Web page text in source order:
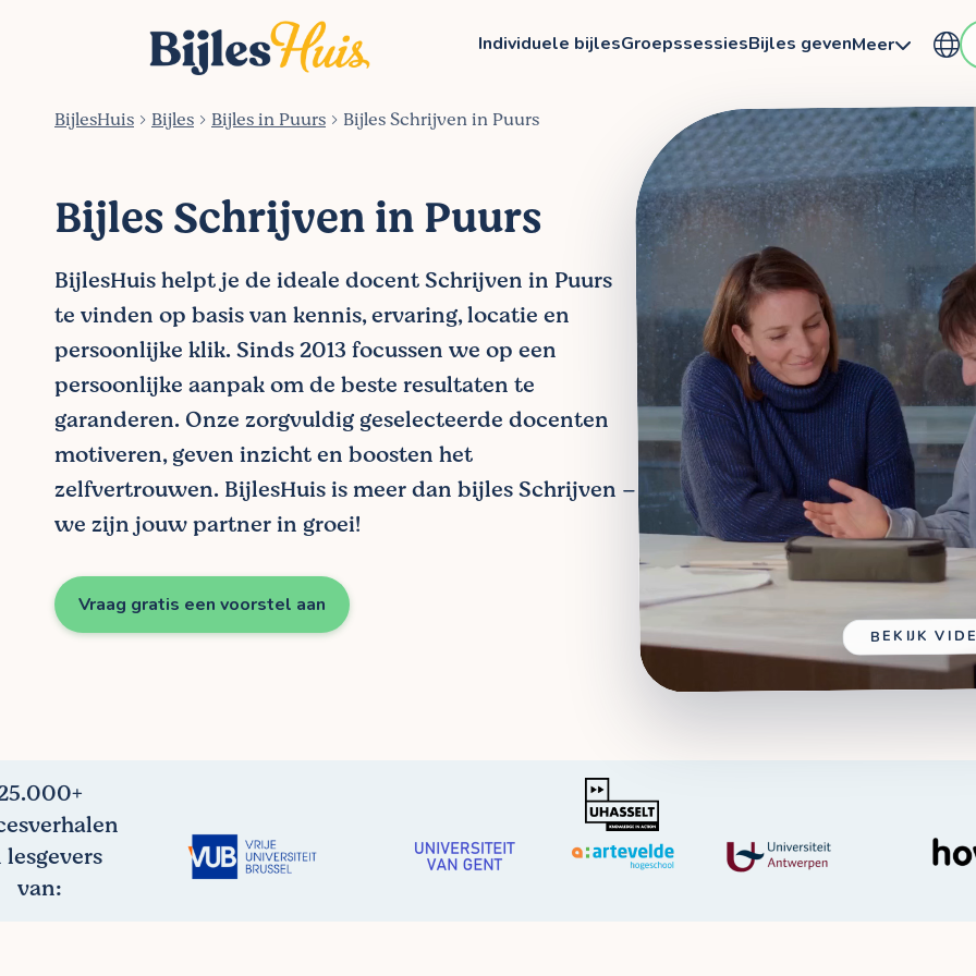
Individuele bijlesGroepssessiesBijles gevenMeer
BijlesHuis Bijles Bijles in Puurs Bijles Schrijven in Puurs
Bijles Schrijven in Puurs
BijlesHuis helpt je de ideale docent Schrijven in Puurs
te vinden op basis van kennis, ervaring, locatie en
persoonlijke klik. Sinds 2013 focussen we op een
persoonlijke aanpak om de beste resultaten te
garanderen. Onze zorgvuldig geselecteerde docenten
motiveren, geven inzicht en boosten het
zelfvertrouwen. BijlesHuis is meer dan bijles Schrijven –
we zijn jouw partner in groei!
Vraag gratis een voorstel aan
BEKIJK
lesgevers
van: